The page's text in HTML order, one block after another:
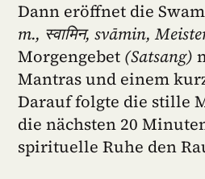
Dann eröffnet die
m., स्वामिन, svāmin,
Morgengebet (Satsang)
Mantras und einem
Darauf folgte die stille
die nächsten 20
spirituelle Ruhe den